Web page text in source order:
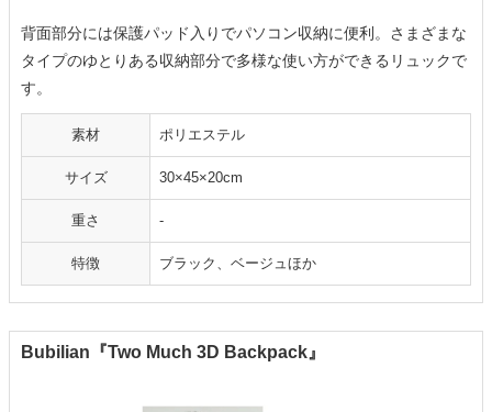
背面部分には保護パッド入りでパソコン収納に便利。さまざまな
タイプのゆとりある収納部分で多様な使い方ができるリュックで
す。
素材 ポリエステル
サイズ 30×45×20cm
重さ -
特徴 ブラック、ベージュほか
Bubilian『Two Much 3D Backpack』